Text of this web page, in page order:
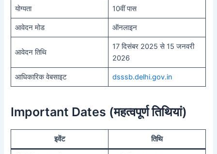
योग्यता 10वीं पास
आवेदन मोड ऑनलाइन
आवेदन तिथि
17 दिसंबर 2025 से 15 जनवरी
2026
आधिकारिक वेबसाइट dsssb.delhi.gov.in
Important Dates (महत्वपूर्ण तिथियां)
इवेंट तिथि